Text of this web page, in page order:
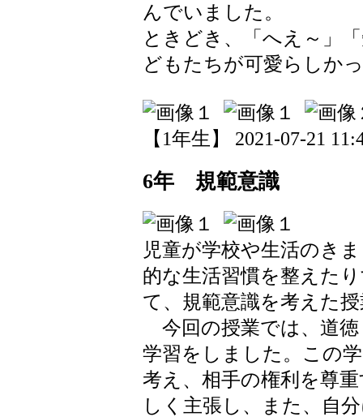
んでいました。
ときどき、「へえ～」
どもたちが可愛らしか
【1年生】 2021-07-21
6年 規範意識
児童が学校や生活のき
的な生活習慣を整えた
て、規範意識を考えた
今回の授業では、道
学習をしました。この
考え、相手の権利を尊
しく主張し、また、自